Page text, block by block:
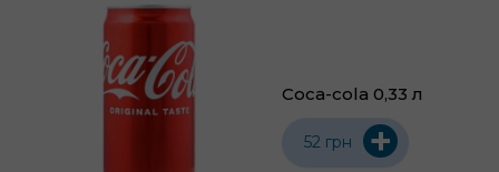
Coca-cola 0,33 л
52 грн +